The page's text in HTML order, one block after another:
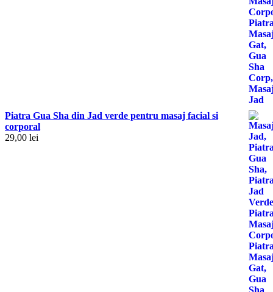
Piatra Gua Sha din Jad verde pentru masaj facial si
corporal
29,00 lei